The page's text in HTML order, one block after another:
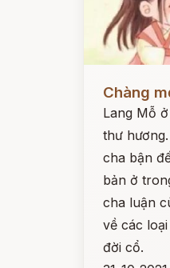
Chàng
Lang Mỗ
thư
cha bận
bản ở
cha luận
về các
đời cổ.